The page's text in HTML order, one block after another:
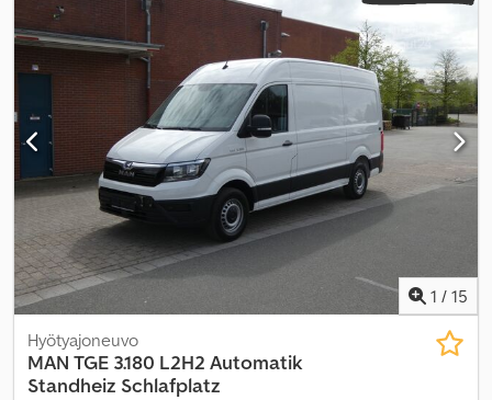
1 / 15
Hyötyajoneuvo
MAN TGE 3.180 L2H2 Automatik
Standheiz Schlafplatz